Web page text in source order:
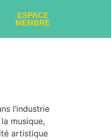
ESPACE
MEMBRE
l’industrie
musique,
artistique